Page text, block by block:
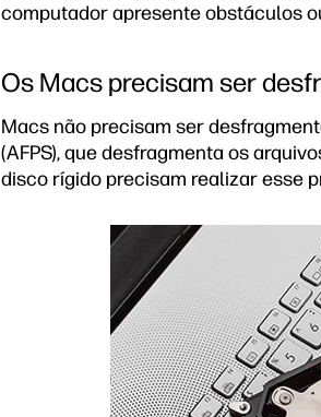
computador apresente obstáculos
Os Macs precisam ser
Macs não precisam ser
(AFPS), que desfragmenta os
disco rígido precisam realizar esse